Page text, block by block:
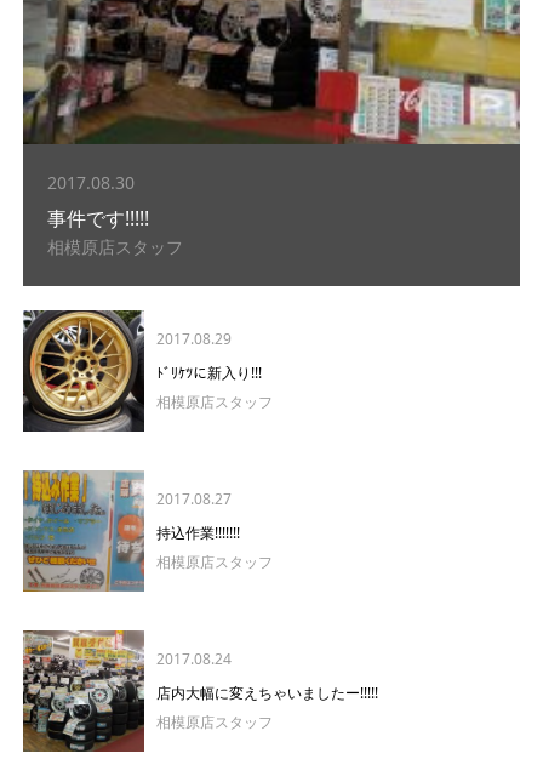
2017.08.30
事件です!!!!!
相模原店スタッフ
2017.08.29
ﾄﾞﾘｹﾂに新入り!!!
相模原店スタッフ
2017.08.27
持込作業!!!!!!!
相模原店スタッフ
2017.08.24
店内大幅に変えちゃいましたー!!!!!
相模原店スタッフ